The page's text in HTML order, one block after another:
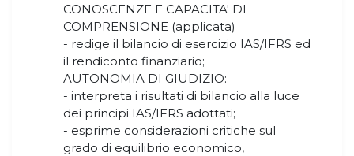
CONOSCENZE E CAPACITA' DI
COMPRENSIONE (applicata)
- redige il bilancio di esercizio IAS/IFRS ed
il rendiconto finanziario;
AUTONOMIA DI GIUDIZIO:
- interpreta i risultati di bilancio alla luce
dei principi IAS/IFRS adottati;
- esprime considerazioni critiche sul
grado di equilibrio economico,